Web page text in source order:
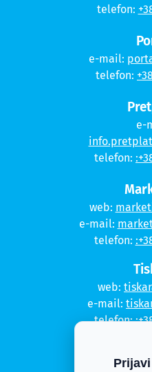
telefon:
e-mail:
telefon:
e-
telefon:
web:
e-mail:
telefon:
web:
e-mail:
telefon: